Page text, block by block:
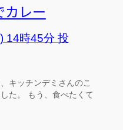
カレー
14時45分 投
キッチンデミさんのこ
た。 もう、食べたくて